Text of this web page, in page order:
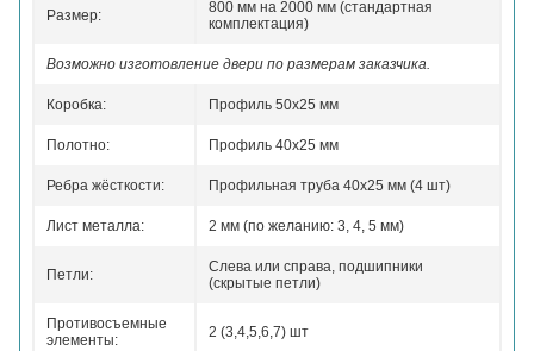
Размер:
800 мм на 2000 мм (стандартная
комплектация)
Возможно изготовление двери по размерам заказчика.
Коробка: Профиль 50x25 мм
Полотно: Профиль 40x25 мм
Ребра жёсткости: Профильная труба 40х25 мм (4 шт)
Лист металла: 2 мм (по желанию: 3, 4, 5 мм)
Петли:
Слева или справа, подшипники
(скрытые петли)
Противосъемные
элементы:
2 (3,4,5,6,7) шт